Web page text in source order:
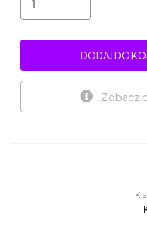
DODAJ DO
Zobacz